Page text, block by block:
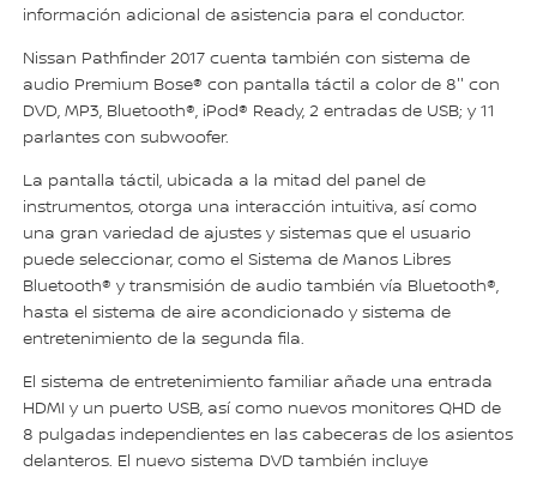
información adicional de asistencia para el conductor.
Nissan Pathfinder 2017 cuenta también con sistema de
audio Premium Bose® con pantalla táctil a color de 8'' con
DVD, MP3, Bluetooth®, iPod® Ready, 2 entradas de USB; y 11
parlantes con subwoofer.
La pantalla táctil, ubicada a la mitad del panel de
instrumentos, otorga una interacción intuitiva, así como
una gran variedad de ajustes y sistemas que el usuario
puede seleccionar, como el Sistema de Manos Libres
Bluetooth® y transmisión de audio también vía Bluetooth®,
hasta el sistema de aire acondicionado y sistema de
entretenimiento de la segunda fila.
El sistema de entretenimiento familiar añade una entrada
HDMI y un puerto USB, así como nuevos monitores QHD de
8 pulgadas independientes en las cabeceras de los asientos
delanteros. El nuevo sistema DVD también incluye